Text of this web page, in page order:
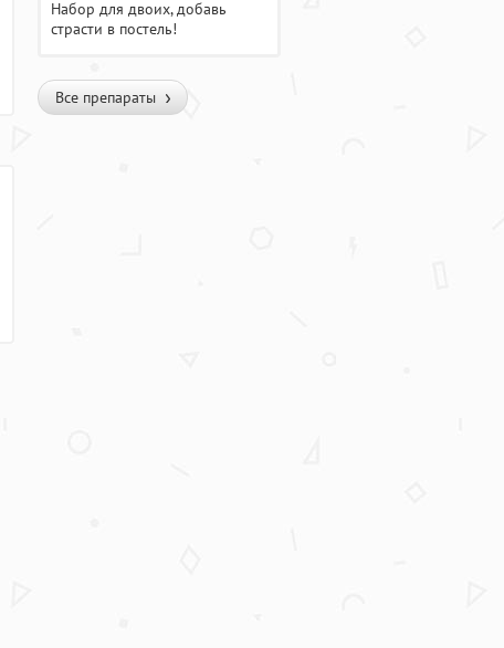
Набор для двоих, добавь
страсти в постель!
Все препараты